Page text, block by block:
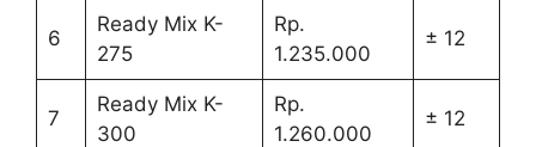
6
Ready Mix K-
275
Rp.
1.235.000
± 12
7
Ready Mix K-
300
Rp.
1.260.000
± 12